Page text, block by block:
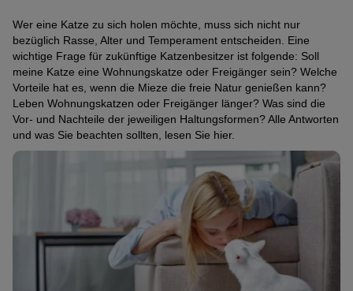
Wer eine Katze zu sich holen möchte, muss sich nicht nur
bezüglich Rasse, Alter und Temperament entscheiden. Eine
wichtige Frage für zukünftige Katzenbesitzer ist folgende: Soll
meine Katze eine Wohnungskatze oder Freigänger sein? Welche
Vorteile hat es, wenn die Mieze die freie Natur genießen kann?
Leben Wohnungskatzen oder Freigänger länger? Was sind die
Vor- und Nachteile der jeweiligen Haltungsformen? Alle Antworten
und was Sie beachten sollten, lesen Sie hier.